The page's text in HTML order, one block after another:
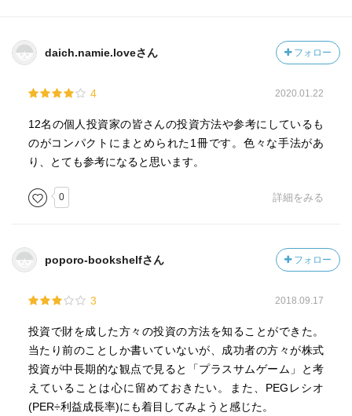
daich.namie.loveさん フォロー
4 2020.01.22
12名の個人投資家の皆さんの投資方法や参考にしているも
のがコンパクトにまとめられた1冊です。色々な手法があ
り、とても参考になると思います。
0 詳細をみる
poporo-bookshelfさん フォロー
3 2018.09.17
投資で財を成した方々の投資の方法を知ることができた。
当たり前のことしか書いていないが、成功者の方々が株式
投資が中長期的な観点で見ると「プラスサムゲーム」と考
えていることは心に留めておきたい。また、PEGレシオ
(PER÷利益成長率)にも着目してみようと感じた。